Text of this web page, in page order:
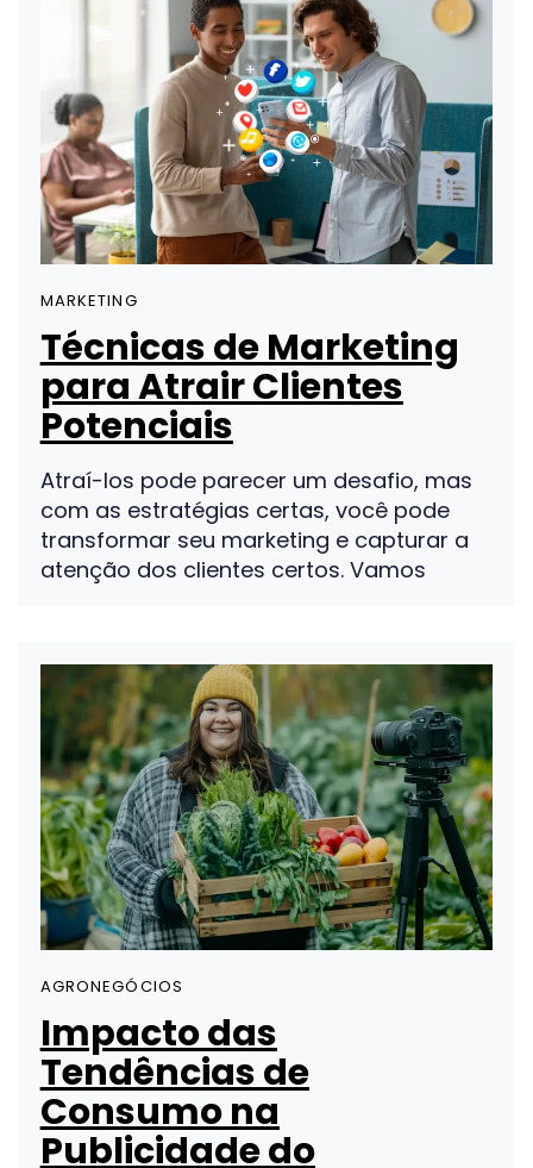
MARKETING
Técnicas de Marketing
para Atrair Clientes
Potenciais
Atraí-los pode parecer um desafio, mas
com as estratégias certas, você pode
transformar seu marketing e capturar a
atenção dos clientes certos. Vamos
AGRONEGÓCIOS
Impacto das
Tendências de
Consumo na
Publicidade do